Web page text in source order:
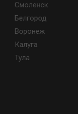
Смоленск
Белгород
Воронеж
Калуга
Тула